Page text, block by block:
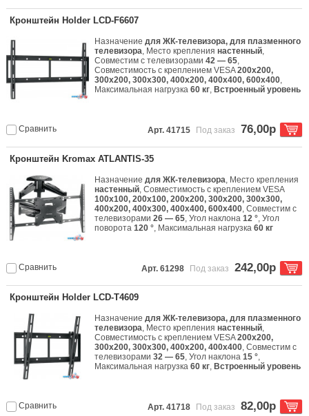
Кронштейн Holder LCD-F6607
Назначениедля ЖК-телевизора, для плазменного
телевизора, Место креплениянастенный,
Совместим с телевизорами42 — 65,
Совместимость с креплением VESA200x200,
300x200, 300x300, 400x200, 400x400, 600x400,
Максимальная нагрузка60 кг, Встроенный уровень
Сравнить Арт. 41715 Под заказ 76,00р
Кронштейн Kromax ATLANTIS-35
Назначениедля ЖК-телевизора, Место крепления
настенный, Совместимость с креплением VESA
100x100, 200x100, 200x200, 300x200, 300x300,
400x200, 400x300, 400x400, 600x400, Совместим с
телевизорами26 — 65, Угол наклона12 °, Угол
поворота120 °, Максимальная нагрузка60 кг
Сравнить Арт. 61298 Под заказ 242,00р
Кронштейн Holder LCD-T4609
Назначениедля ЖК-телевизора, для плазменного
телевизора, Место креплениянастенный,
Совместимость с креплением VESA200x200,
300x200, 300x300, 400x200, 400x400, Совместим с
телевизорами32 — 65, Угол наклона15 °,
Максимальная нагрузка60 кг, Встроенный уровень
Сравнить Арт. 41718 Под заказ 82,00р